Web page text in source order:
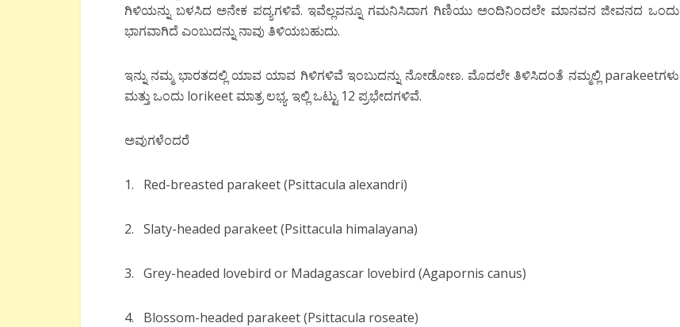
ಗಿಳಿಯನ್ನು ಬಳಸಿದ ಅನೇಕ ಪದ್ಯಗಳಿವೆ. ಇವೆಲ್ಲವನ್ನೂ ಗಮನಿಸಿದಾಗ ಗಿಣಿಯು ಅಂದಿನಿಂದಲೇ ಮಾನವನ ಜೀವನದ ಒಂದು
ಭಾಗವಾಗಿದೆ ಎಂಬುದನ್ನು ನಾವು ತಿಳಿಯಬಹುದು.
ಇನ್ನು ನಮ್ಮ ಭಾರತದಲ್ಲಿ ಯಾವ ಯಾವ ಗಿಳಿಗಳಿವೆ ಇಂಬುದನ್ನು ನೋಡೋಣ. ಮೊದಲೇ ತಿಳಿಸಿದಂತೆ ನಮ್ಮಲ್ಲಿ parakeetಗಳು
ಮತ್ತು ಒಂದು lorikeet ಮಾತ್ರ ಲಭ್ಯ. ಇಲ್ಲಿ ಒಟ್ಟು 12 ಪ್ರಭೇದಗಳಿವೆ.
ಅವುಗಳೆಂದರೆ
1. Red-breasted parakeet (Psittacula alexandri)
2. Slaty-headed parakeet (Psittacula himalayana)
3. Grey-headed lovebird or Madagascar lovebird (Agapornis canus)
4. Blossom-headed parakeet (Psittacula roseate)